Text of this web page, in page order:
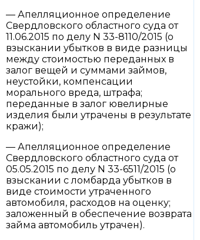
— Апелляционное определение
Свердловского областного суда от
11.06.2015 по делу N 33-8110/2015 (о
взыскании убытков в виде разницы
между стоимостью переданных в
залог вещей и суммами займов,
неустойки, компенсации
морального вреда, штрафа;
переданные в залог ювелирные
изделия были утрачены в результате
кражи);
— Апелляционное определение
Свердловского областного суда от
05.05.2015 по делу N 33-6511/2015 (о
взыскании с ломбарда убытков в
виде стоимости утраченного
автомобиля, расходов на оценку;
заложенный в обеспечение возврата
займа автомобиль утрачен).